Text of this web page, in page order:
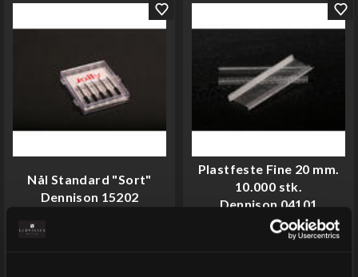
Nål Standard "Sort"
Dennison 15202
Plastfeste Fine 20 mm.
10.000 stk.
Dennison 04101
10312-20
På lager